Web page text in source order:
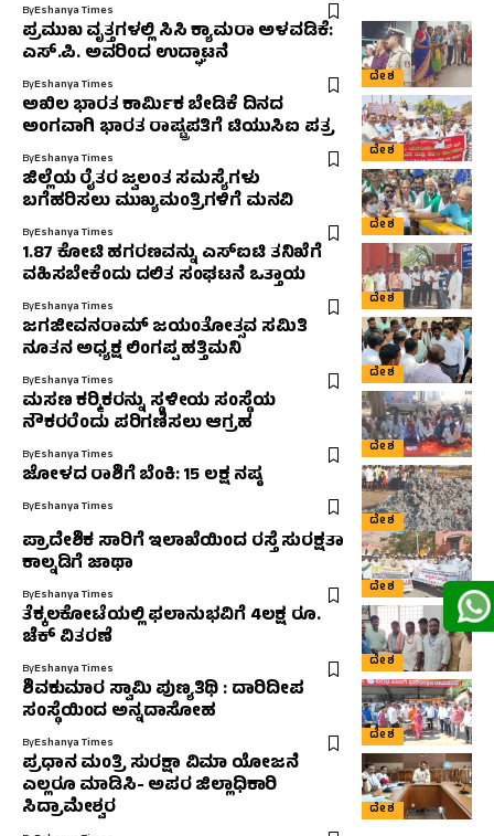
ByEshanya Times
ದೇಶ
ಪ್ರಮುಖ ವೃತ್ತಗಳಲ್ಲಿ ಸಿಸಿ ಕ್ಯಾಮರಾ ಅಳವಡಿಕೆ:
ಎಸ್.ಪಿ. ಅವರಿಂದ ಉದ್ಘಾಟನೆ
ByEshanya Times
ದೇಶ
ಅಖಿಲ ಭಾರತ ಕಾರ್ಮಿಕ ಬೇಡಿಕೆ ದಿನದ
ಅಂಗವಾಗಿ ಭಾರತ ರಾಷ್ಟ್ರಪತಿಗೆ ಟಿಯುಸಿಐ ಪತ್ರ
ByEshanya Times
ದೇಶ
ಜಿಲ್ಲೆಯ ರೈತರ ಜ್ವಲಂತ ಸಮಸ್ಯೆಗಳು
ಬಗೆಹರಿಸಲು ಮುಖ್ಯಮಂತ್ರಿಗಳಿಗೆ ಮನವಿ
ByEshanya Times
ದೇಶ
1.87 ಕೋಟಿ ಹಗರಣವನ್ನು ಎಸ್‌ಐಟಿ ತನಿಖೆಗೆ
ವಹಿಸಬೇಕೆಂದು ದಲಿತ ಸಂಘಟನೆ ಒತ್ತಾಯ
ByEshanya Times
ದೇಶ
ಜಗಜೀವನರಾಮ್ ಜಯಂತೋತ್ಸವ ಸಮಿತಿ
ನೂತನ ಅಧ್ಯಕ್ಷ ಲಿಂಗಪ್ಪ ಹತ್ತಿಮನಿ
ByEshanya Times
ದೇಶ
ಮಸಣ ಕರ‍್ಮಿಕರನ್ನು ಸ್ಥಳೀಯ ಸಂಸ್ಥೆಯ
ನೌಕರರೆಂದು ಪರಿಗಣಿಸಲು ಆಗ್ರಹ
ByEshanya Times
ದೇಶ
ಜೋಳದ ರಾಶಿಗೆ ಬೆಂಕಿ: 15 ಲಕ್ಷ ನಷ್ಠ
ByEshanya Times
ದೇಶ
ಪ್ರಾದೇಶಿಕ ಸಾರಿಗೆ ಇಲಾಖೆಯಿಂದ ರಸ್ತೆ ಸುರಕ್ಷತಾ
ಕಾಲ್ನಡಿಗೆ ಜಾಥಾ
ByEshanya Times
ದೇಶ
ತೆಕ್ಕಲಕೋಟೆಯಲ್ಲಿ ಫಲಾನುಭವಿಗೆ 4ಲಕ್ಷ ರೂ.
ಚೆಕ್ ವಿತರಣೆ
ByEshanya Times
ದೇಶ
ಶಿವಕುಮಾರ ಸ್ವಾಮಿ ಪುಣ್ಯತಿಥಿ : ದಾರಿದೀಪ
ಸಂಸ್ಥೆಯಿಂದ ಅನ್ನದಾಸೋಹ
ByEshanya Times
ದೇಶ
ಪ್ರಧಾನ ಮಂತ್ರಿ ಸುರಕ್ಷಾ ವಿಮಾ ಯೋಜನೆ
ಎಲ್ಲರೂ ಮಾಡಿಸಿ- ಅಪರ ಜಿಲ್ಲಾಧಿಕಾರಿ
ಸಿದ್ರಾಮೇಶ್ವರ